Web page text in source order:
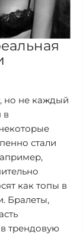
но не каждый
в
стали
как топы в
Бралеты,
трендовую